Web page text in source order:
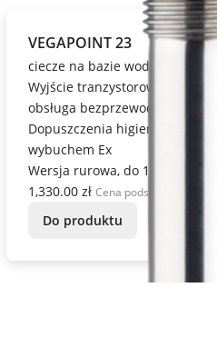
VEGAPOINT 23
ciecze na bazie wody od
Wyjście tranzystorowe, IO-Link,
obsługa bezprzewodowa,
Dopuszczenia higieniczne i
wybuchem Ex
Wersja rurowa, do 1 m
1,330.00 zł Cena podstawowa
Do produktu